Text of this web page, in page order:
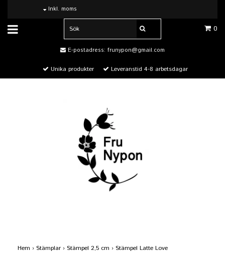
Inkl. moms
0
E-postadress: frunypon@gmail.com
Unika produkter Leveranstid 4-8 arbetsdagar
Hem › Stämplar › Stämpel 2,5 cm › Stämpel Latte Love